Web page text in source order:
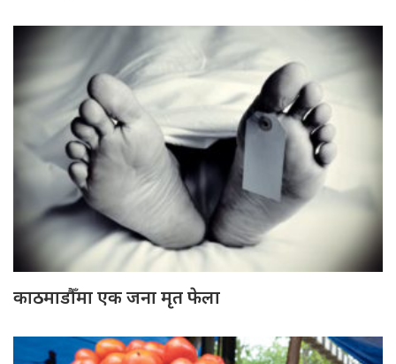
काठमाडौँमा एक जना मृत फेला